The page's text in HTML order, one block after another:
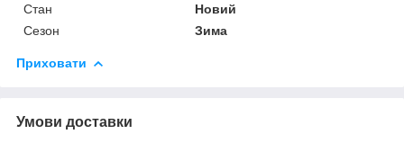
Стан
Новий
Сезон
Зима
Приховати
Умови доставки